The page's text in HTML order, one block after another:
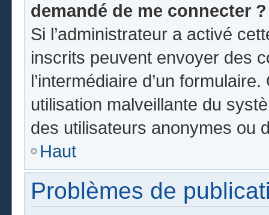
demandé de me connecter ?
Si l’administrateur a activé
inscrits peuvent envoyer des
l’intermédiaire d’un
utilisation malveillante du
des utilisateurs anonymes ou
Haut
Problèmes de